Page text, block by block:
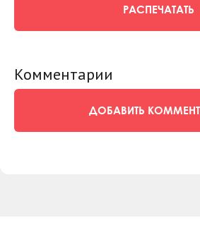
РАСПЕЧАТАТЬ
Комментарии
ДОБАВИТЬ